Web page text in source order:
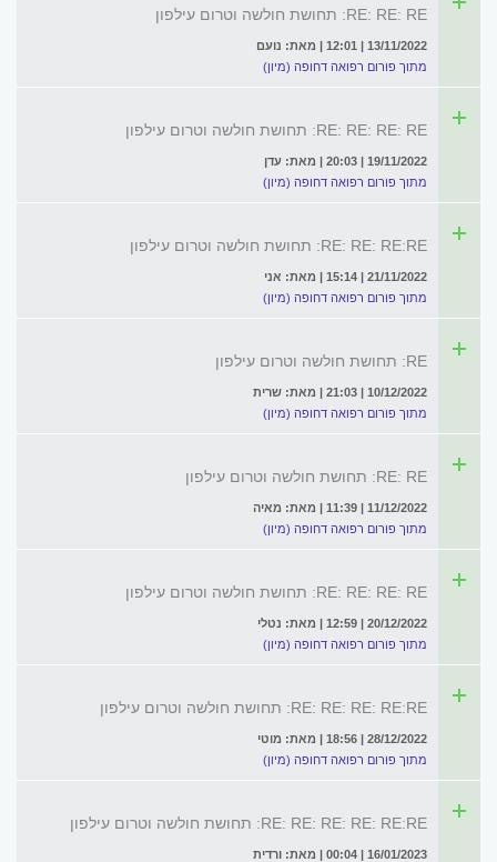
RE: RE: RE: תחושת חולשה וטרום עילפון
13/11/2022 | 12:01 | מאת: נועם
מתוך פורום רפואה דחופה (מיון)
RE: RE: RE: RE: תחושת חולשה וטרום עילפון
19/11/2022 | 20:03 | מאת: עדן
מתוך פורום רפואה דחופה (מיון)
RE: RE: RE:RE: תחושת חולשה וטרום עילפון
21/11/2022 | 15:14 | מאת: אני
מתוך פורום רפואה דחופה (מיון)
RE: תחושת חולשה וטרום עילפון
10/12/2022 | 21:03 | מאת: שרית
מתוך פורום רפואה דחופה (מיון)
RE: RE: תחושת חולשה וטרום עילפון
11/12/2022 | 11:39 | מאת: מאיה
מתוך פורום רפואה דחופה (מיון)
RE: RE: RE: RE: תחושת חולשה וטרום עילפון
20/12/2022 | 12:59 | מאת: נטלי
מתוך פורום רפואה דחופה (מיון)
RE: RE: RE: RE:RE: תחושת חולשה וטרום עילפון
28/12/2022 | 18:56 | מאת: מוטי
מתוך פורום רפואה דחופה (מיון)
RE: RE: RE: RE: RE:RE: תחושת חולשה וטרום עילפון
16/01/2023 | 00:04 | מאת: ורדית